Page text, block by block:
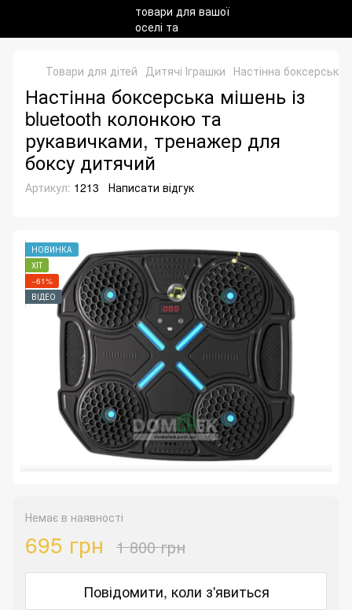
Товари для дітей Дитячі Іграшки Настінна
Настінна боксерська мішень із
bluetooth колонкою та
рукавичками, тренажер для
боксу дитячий
Артикул: 1213 Написати відгук
НОВИНКА
ХІТ
−61%
ВІДЕО
Немає в наявності
695 грн 1 800 грн
Повідомити, коли з'явиться